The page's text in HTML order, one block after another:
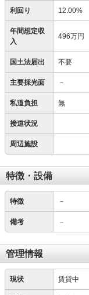
利回り 12.00%
年間想定収
入
496万円
国土法届出 不要
主要採光面 －
私道負担 無
接道状況
周辺施設
特徴・設備
特徴 －
備考 －
管理情報
現状 賃貸中